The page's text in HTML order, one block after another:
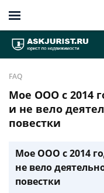
FAQ
Мое OOO с 2014
и не вело
повестки
Мое OOO с 2014
не вело
повестки